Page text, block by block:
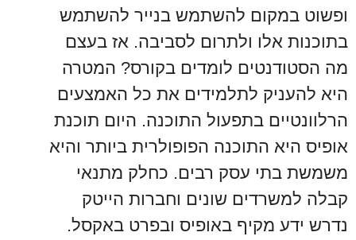
ופשוט במקום להשתמש בנייר להשתמש
בתוכנות אלו ולתרום לסביבה. אז בעצם
מה הסטודנטים לומדים בקורס? המטרה
היא להעניק לתלמידים את כל האמצעים
הרלוונטיים בתפעול התוכנה. היום תוכנת
אופיס היא התוכנה הפופולרית ביותר והיא
משמשת בתי עסק רבים. כחלק מתנאי
קבלה למשרדים שונים וחברות הייטק
נדרש ידע מקיף באופיס ובפרט באקסל.